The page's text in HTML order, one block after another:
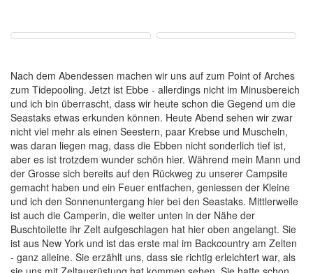
Nach dem Abendessen machen wir uns auf zum Point of Arches
zum Tidepooling. Jetzt ist Ebbe - allerdings nicht im Minusbereich
und ich bin überrascht, dass wir heute schon die Gegend um die
Seastaks etwas erkunden können. Heute Abend sehen wir zwar
nicht viel mehr als einen Seestern, paar Krebse und Muscheln,
was daran liegen mag, dass die Ebben nicht sonderlich tief ist,
aber es ist trotzdem wunder schön hier. Während mein Mann und
der Grosse sich bereits auf den Rückweg zu unserer Campsite
gemacht haben und ein Feuer entfachen, geniessen der Kleine
und ich den Sonnenuntergang hier bei den Seastaks. Mittlerweile
ist auch die Camperin, die weiter unten in der Nähe der
Buschtoilette ihr Zelt aufgeschlagen hat hier oben angelangt. Sie
ist aus New York und ist das erste mal im Backcountry am Zelten
- ganz alleine. Sie erzählt uns, dass sie richtig erleichtert war, als